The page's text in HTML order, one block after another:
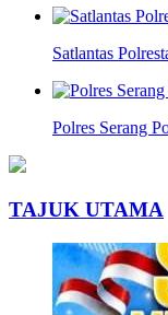
Satlantas
Polres Serang
TAJUK UTAMA